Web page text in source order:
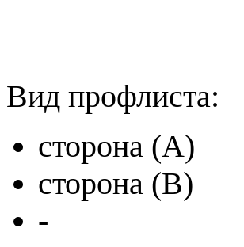
Вид профлиста:
сторона (A)
сторона (B)
-